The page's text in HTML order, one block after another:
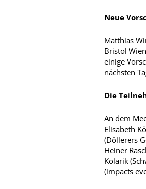
Neue
Matthias
Bristol
einige
nächsten
Die
An dem
Elisabeth
(Döllerers
Heiner
Kolarik
(impacts